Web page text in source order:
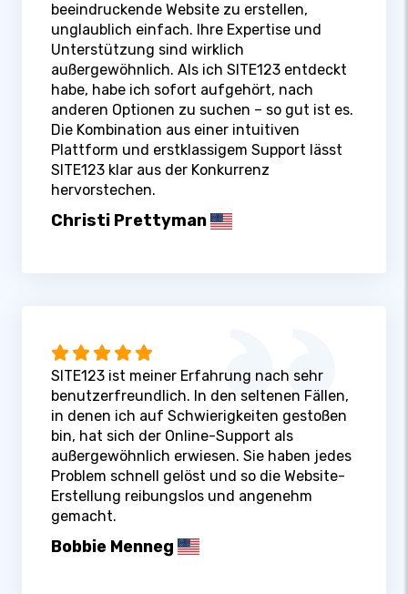
beeindruckende Website zu erstellen,
unglaublich einfach. Ihre Expertise und
Unterstützung sind wirklich
außergewöhnlich. Als ich SITE123 entdeckt
habe, habe ich sofort aufgehört, nach
anderen Optionen zu suchen – so gut ist es.
Die Kombination aus einer intuitiven
Plattform und erstklassigem Support lässt
SITE123 klar aus der Konkurrenz
hervorstechen.
Christi Prettyman
SITE123 ist meiner Erfahrung nach sehr
benutzerfreundlich. In den seltenen Fällen,
in denen ich auf Schwierigkeiten gestoßen
bin, hat sich der Online-Support als
außergewöhnlich erwiesen. Sie haben jedes
Problem schnell gelöst und so die Website-
Erstellung reibungslos und angenehm
gemacht.
Bobbie Menneg